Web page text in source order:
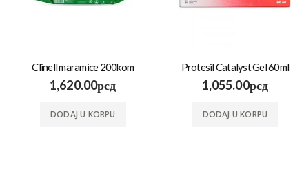
Clinell maramice 200kom
1,620.00рсд
DODAJ U KORPU
Protesil Catalyst Gel 60ml
1,055.00рсд
DODAJ U KORPU